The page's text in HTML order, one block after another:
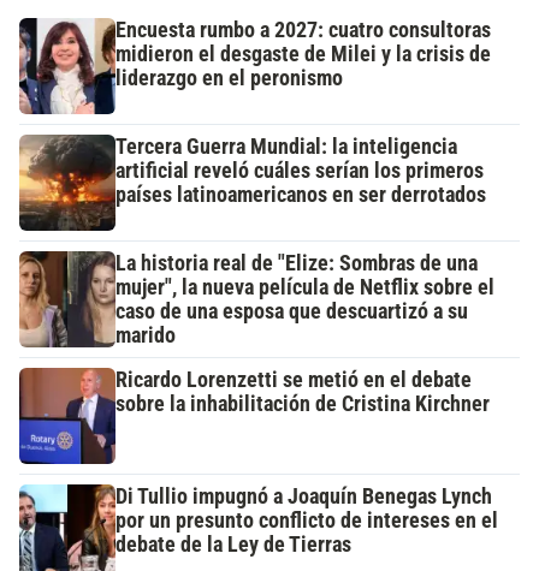
Encuesta rumbo a 2027: cuatro consultoras
midieron el desgaste de Milei y la crisis de
liderazgo en el peronismo
Tercera Guerra Mundial: la inteligencia
artificial reveló cuáles serían los primeros
países latinoamericanos en ser derrotados
La historia real de "Elize: Sombras de una
mujer", la nueva película de Netflix sobre el
caso de una esposa que descuartizó a su
marido
Ricardo Lorenzetti se metió en el debate
sobre la inhabilitación de Cristina Kirchner
Di Tullio impugnó a Joaquín Benegas Lynch
por un presunto conflicto de intereses en el
debate de la Ley de Tierras